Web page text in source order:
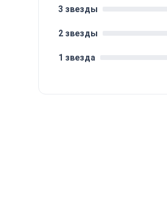
1 звезда
2 звезды
3 звезды